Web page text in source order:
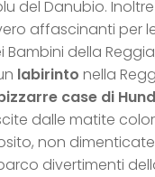
del Danubio.
affascinanti per
della
labirinto nella
case di
dalle matite
non
divertimenti